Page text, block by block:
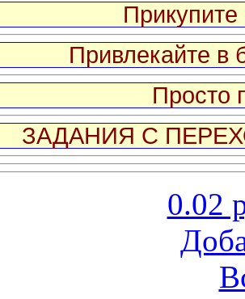
Привлекайте в
Просто
ЗАДАНИЯ С
0.02